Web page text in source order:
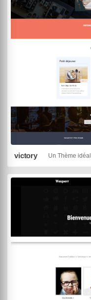
victory Un Thème